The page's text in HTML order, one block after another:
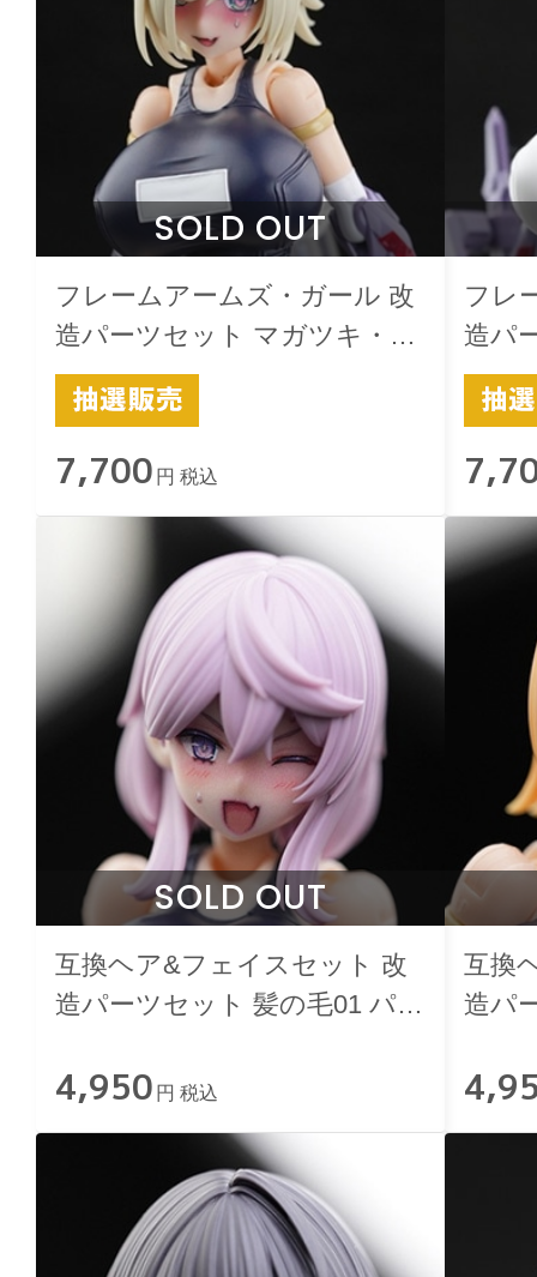
SOLD OUT
フレームアームズ・ガール 改
造パーツセット マガツキ・ド
ゥルガー用 -極-スクみず 黒
7,700 円 税込
フレ
造パ
ゥル
SOLD OUT
互換ヘア&フェイスセット 改
造パーツセット 髪の毛01 パー
4,950 円 税込
互換
造パ